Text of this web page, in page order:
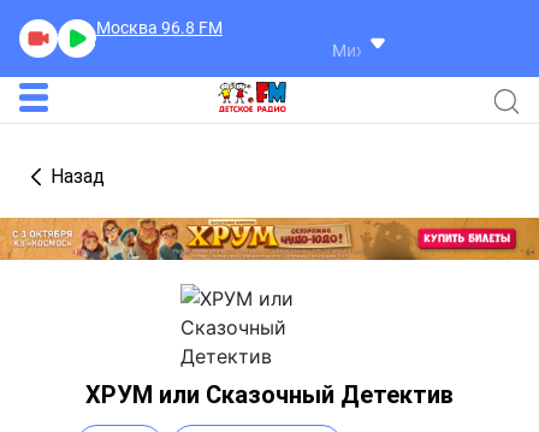
Москва 96.8 FM
Михаил Боярский
Назад
ХРУМ или Сказочный Детектив